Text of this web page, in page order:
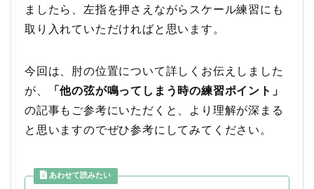
ましたら、左指を押さえながらスケール練習にも
取り入れていただければと思います。
今回は、肘の位置について詳しくお伝えしました
が、
「他の弦が鳴ってしまう時の練習ポイント」
の記事もご参考にいただくと、より理解が深まる
と思いますのでぜひ参考にしてみてください。